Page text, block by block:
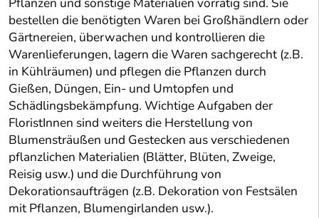
Pflanzen und sonstige Materialien vorrätig sind. Sie
bestellen die benötigten Waren bei Großhändlern oder
Gärtnereien, überwachen und kontrollieren die
Warenlieferungen, lagern die Waren sachgerecht (z.B.
in Kühlräumen) und pflegen die Pflanzen durch
Gießen, Düngen, Ein- und Umtopfen und
Schädlingsbekämpfung. Wichtige Aufgaben der
FloristInnen sind weiters die Herstellung von
Blumensträußen und Gestecken aus verschiedenen
pflanzlichen Materialien (Blätter, Blüten, Zweige,
Reisig usw.) und die Durchführung von
Dekorationsaufträgen (z.B. Dekoration von Festsälen
mit Pflanzen, Blumengirlanden usw.).